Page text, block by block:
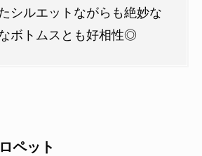
シルエットながらも絶妙な
ボトムスとも好相性◎
ペット